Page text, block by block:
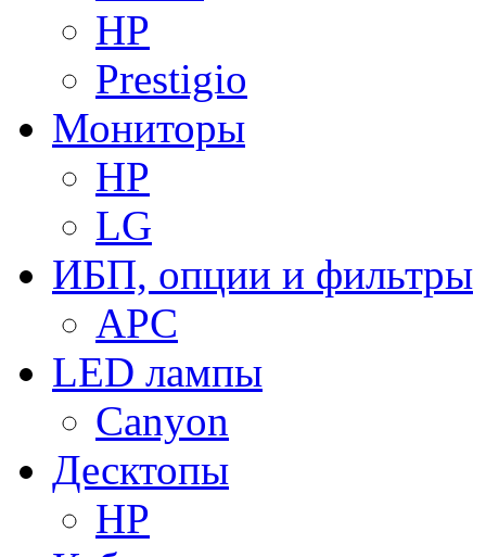
HP
Prestigio
Мониторы
HP
LG
ИБП, опции и фильтры
APC
LED лампы
Canyon
Десктопы
HP